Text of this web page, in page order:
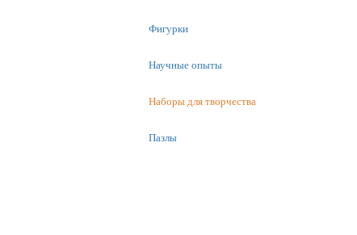
Фигурки
Научные опыты
Наборы для творчества
Пазлы